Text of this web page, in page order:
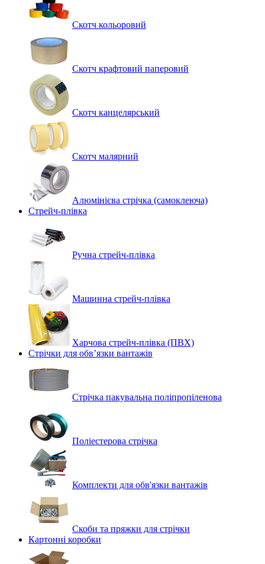
Скотч кольоровий
Скотч крафтовий паперовий
Скотч канцелярський
Скотч малярний
Алюмінієва стрічка (самоклеюча)
Стрейч-плівка
Ручна стрейч-плівка
Машинна стрейч‑плівка
Харчова стрейч-плівка (ПВХ)
Стрічки для обв’язки вантажів
Стрічка пакувальна поліпропіленова
Поліестерова стрічка
Комплекти для обв'язки вантажів
Скоби та пряжки для стрічки
Картонні коробки